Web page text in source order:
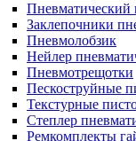
Пневматический
Заклепочники
Пневмолобзик
Нейлер
Пневмотрещотки
Пескоструйные
Текстурные
Степлер
Ремкомплекты